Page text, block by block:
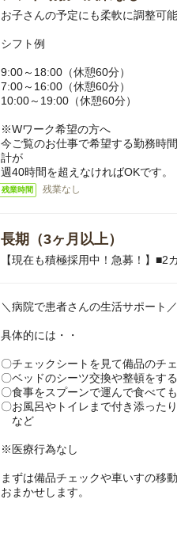
お子さんの予定にも柔軟に調整可能
シフト例
9:00～18:00（休憩60分）
7:00～16:00（休憩60分）
10:00～19:00（休憩60分）
※Wワーク希望の方へ
今ご覧のお仕事で希望する勤務時
計が
週40時間を超えなければOKです。
残業時間 残業なし
長期（3ヶ月以上）
【現在も積極採用中！急募！】■2
＼病院で患者さんの生活サポート／
具体的には・・
〇チェックシートを見て備品のチ
〇ベッドのシーツ交換や整頓をする
〇食事をスプーンで運んで食べて
〇お風呂やトイレまで付き添った
など
※医療行為なし
まずは備品チェックや車いすの移
おまかせします。